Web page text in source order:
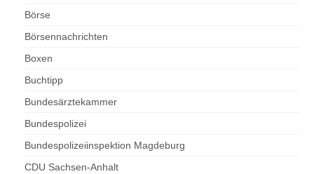
Börse
Börsennachrichten
Boxen
Buchtipp
Bundesärztekammer
Bundespolizei
Bundespolizeiinspektion Magdeburg
CDU Sachsen-Anhalt